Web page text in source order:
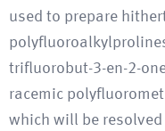
used to prepare
trifluorobut-3-en-2-
racemic
which will be